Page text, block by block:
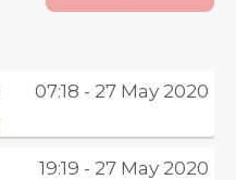
07:18 - 27 May 2020
19:19 - 27 May 2020